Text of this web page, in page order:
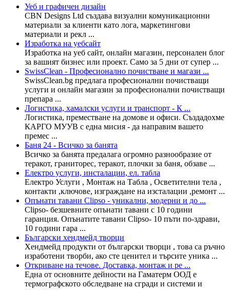
Уеб и графичен дизайн
CBN Designs Ltd създава визуални комуникационни
материали за клиенти като лога, маркетингови
материали и рекл ...
Изработка на уебсайт
Изработка на уеб сайт, онлайн магазин, персонален блог
за вашият бизнес или проект. Само за 5 дни от супер ...
SwissClean - Професионално почистване и магази ...
SwissClean.bg предлага професионални почистващи
услуги и онлайн магазин за професионални почистващи
препара ...
Логистика, хамалски услуги и транспорт - К ...
Логистика, преместване на домове и офиси. Създадохме
КАРГО МУУВ с една мисия - да направим вашето
премес ...
Баня 24 - Всичко за банята
Всичко за банята предалага огромно разнообразие от
теракот, граниторес, теракот, плочки за баня, обзаве ...
Електро услуги, инсталации, ел. табла
Електро Услуги , Монтаж на Табла , Осветителни тела ,
контакти ,ключове, изграждане на изсталации ,ремонт ...
Опънати тавани Clipso - уникални, модерни и до ...
Clipso- безшевните опънати тавани с 10 години
гаранция. Опънатите тавани Clipso- 10 пъти по-здрави,
10 години гара ...
Български хендмейд творци
Хендмейд продукти от български творци , това са ръчно
изработени творби, ако сте ценител и търсите уника ...
Откриване на течове. Доставка, монтаж и ре ...
Една от основните дейности на Гаматерм ООД е
термографското обследване на сгради и системи и